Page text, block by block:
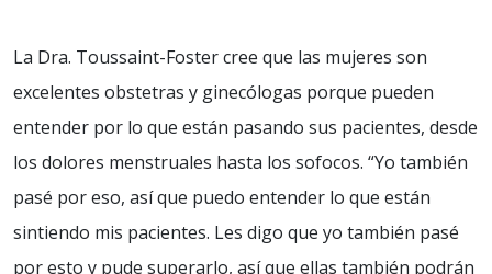
La Dra. Toussaint-Foster cree que las mujeres son
excelentes obstetras y ginecólogas porque pueden
entender por lo que están pasando sus pacientes, desde
los dolores menstruales hasta los sofocos. “Yo también
pasé por eso, así que puedo entender lo que están
sintiendo mis pacientes. Les digo que yo también pasé
por esto y pude superarlo, así que ellas también podrán